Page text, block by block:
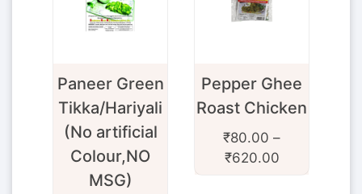
Green
Hariyali
Pepper Ghee
Roast Chicken
₹80.00
₹ 620.00
Malvani
Masala
₹55.00
₹420.00